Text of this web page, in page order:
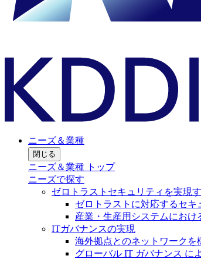
ニーズ＆業種
閉じる
ニーズ＆業種 トップ
ニーズで探す
ゼロトラストセキュリティを実現
ゼロトラストに対応するセ
産業・生産用システムにおけ
ITガバナンスの実現
海外拠点とのネットワークを
グローバル IT ガバナンス に